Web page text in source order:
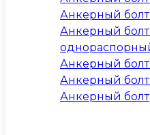
Анкерный болт
Анкерный
Анкерный
Анкерный
Анкерный болт